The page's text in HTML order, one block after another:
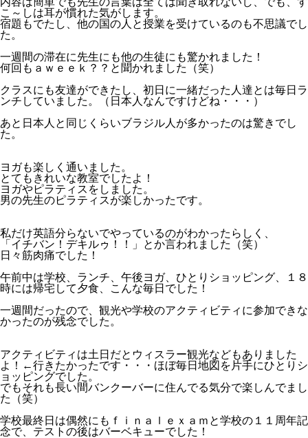
こ～しは耳が慣れた気がします。
宿題もでたし、他の国の人と授業を受けているのも不思議でし
た。
一週間の滞在に先生にも他の生徒にも驚かれました！
何回もａｗｅｅｋ？？と聞かれました（笑）
クラスにも友達ができたし、初日に一緒だった人達とは毎日ラ
ンチしていました。（日本人なんですけどね・・・）
あと日本人と同じくらいブラジル人が多かったのは驚きでし
た。
ヨガも楽しく通いました。
とてもきれいな教室でしたよ！
ヨガやピラティスをしました。
男の先生のピラティスが楽しかったです。
私だけ英語分らないでやっているのがわかったらしく、
「イチバン！デキルゥ！！」とか言われました（笑）
日々筋肉痛でした！
午前中は学校、ランチ、午後ヨガ、ひとりショッピング、１８
時には帰宅して夕食、こんな毎日でした！
一週間だったので、観光や学校のアクティビティに参加できな
かったのが残念でした。
アクティビティは土日だとウィスラー観光などもありました
よ！←行きたかったです・・・ほぼ毎日地図を片手にひとりシ
ョッピングでした。
でもそれも長い間バンクーバーに住んでる気分で楽しんでまし
た（笑）
学校最終日は偶然にもｆｉｎａｌｅｘａｍと学校の１１周年記
念で、テストの後はバーベキューでした！